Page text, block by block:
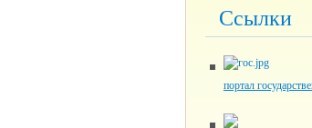
Ссылки
портал